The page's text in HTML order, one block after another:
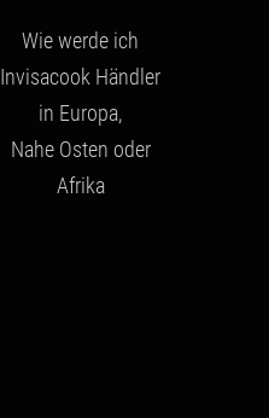
Wie werde ich
Invisacook Händler
in Europa,
Nahe Osten oder
Afrika